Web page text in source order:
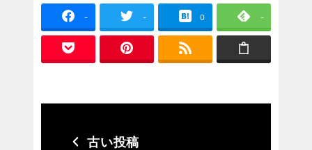
- - 0 -
古い投稿